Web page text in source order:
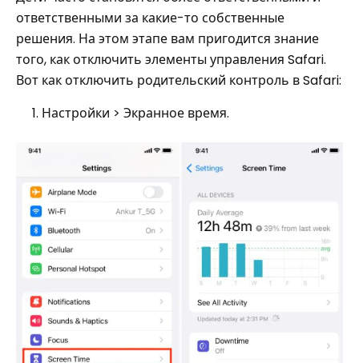
ответственными за какие-то собственные
решения. На этом этапе вам пригодится знание
того, как отключить элементы управления Safari.
Вот как отключить родительский контроль в Safari:
Настройки > Экранное время.